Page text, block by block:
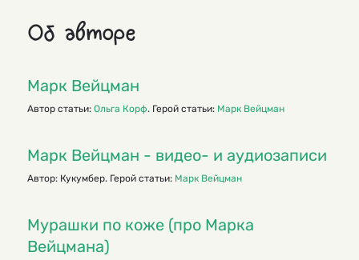
Об авторе
Марк Вейцман
Автор статьи: Ольга Корф. Герой статьи: Марк Вейцман
Марк Вейцман - видео- и аудиозаписи
Автор: Кукумбер. Герой статьи: Марк Вейцман
Мурашки по коже (про Марка
Вейцмана)